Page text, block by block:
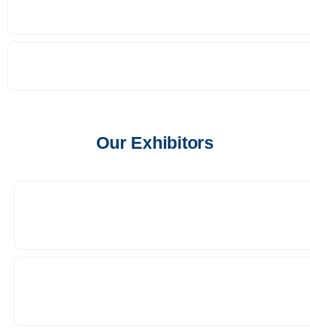
Our Exhibitors